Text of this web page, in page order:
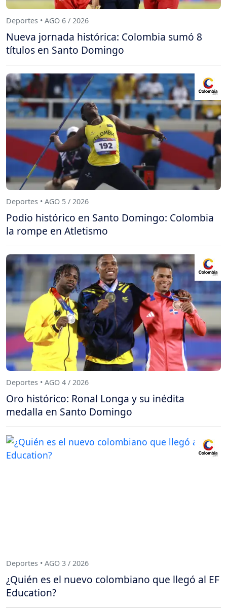
Deportes • AGO 6 / 2026
Nueva jornada histórica: Colombia sumó 8
títulos en Santo Domingo
Deportes • AGO 5 / 2026
Podio histórico en Santo Domingo: Colombia
la rompe en Atletismo
Deportes • AGO 4 / 2026
Oro histórico: Ronal Longa y su inédita
medalla en Santo Domingo
Deportes • AGO 3 / 2026
¿Quién es el nuevo colombiano que llegó al EF
Education?